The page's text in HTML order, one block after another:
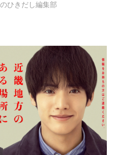
ひきだし編集部